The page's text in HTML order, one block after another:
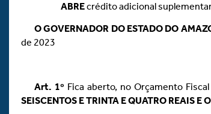
ABREcrédito adicional
O GOVERNADOR DO ESTADO DO
de 2023
Art. 1º Fica aberto, no Orçamento
SEISCENTOS E TRINTA E QUATRO REAIS E